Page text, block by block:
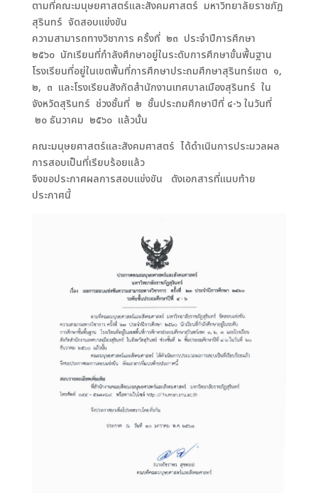
ตามที่คณะมนุษยศาสตร์และสังคมศาสตร์ มหาวิทยาลัยราชภัฏ
สุรินทร์ จัดสอบแข่งขัน
ความสามารถทางวิชาการ ครั้งที่ ๒๓ ประจำปีการศึกษา
๒๕๖๐ นักเรียนที่กำลังศึกษาอยู่ในระดับการศึกษาขั้นพื้นฐาน
โรงเรียนที่อยู่ในเขตพื้นที่การศึกษาประถมศึกษาสุรินทร์เขต ๑,
๒, ๓ และโรงเรียนสังกัดสำนักงานเทศบาลเมืองสุรินทร์ ใน
จังหวัดสุรินทร์ ช่วงชั้นที่ ๒ ชั้นประถมศึกษาปีที่ ๔-๖ ในวันที่
๒๐ ธันวาคม ๒๕๖๐ แล้วนั้น
คณะมนุษยศาสตร์และสังคมศาสตร์ ได้ดำเนินการประมวลผล
การสอบเป็นที่เรียบร้อยแล้ว
จึงขอประกาศผลการสอบแข่งขัน ดังเอกสารที่แนบท้าย
ประกาศนี้